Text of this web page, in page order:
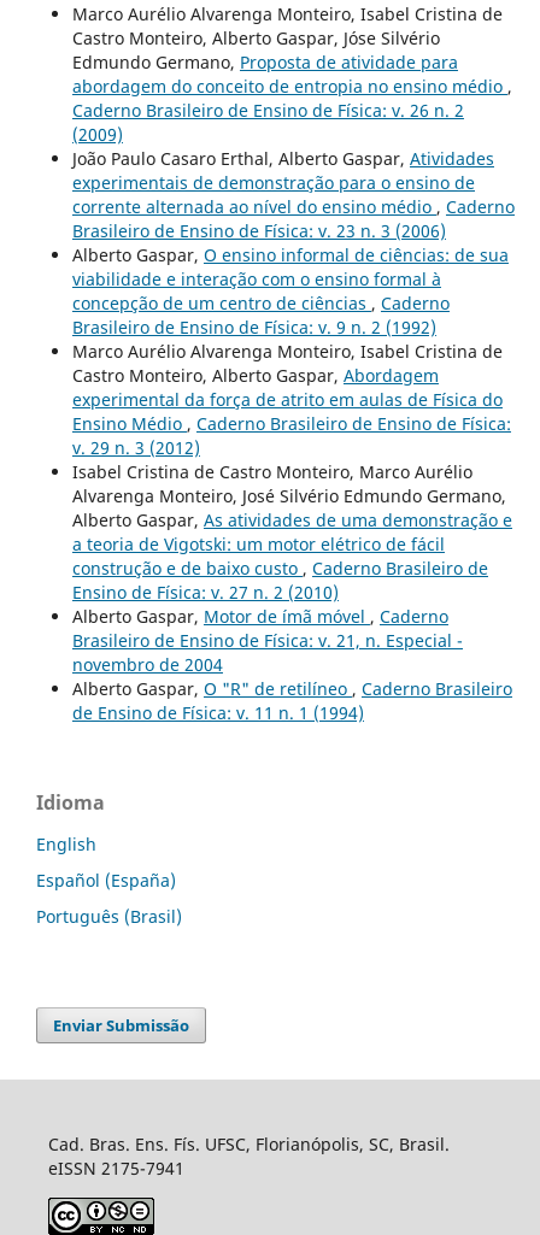
Marco Aurélio Alvarenga Monteiro, Isabel Cristina de
Castro Monteiro, Alberto Gaspar, Jóse Silvério
Edmundo Germano, Proposta de atividade para
abordagem do conceito de entropia no ensino médio ,
Caderno Brasileiro de Ensino de Física: v. 26 n. 2
(2009)
João Paulo Casaro Erthal, Alberto Gaspar, Atividades
experimentais de demonstração para o ensino de
corrente alternada ao nível do ensino médio , Caderno
Brasileiro de Ensino de Física: v. 23 n. 3 (2006)
Alberto Gaspar, O ensino informal de ciências: de sua
viabilidade e interação com o ensino formal à
concepção de um centro de ciências , Caderno
Brasileiro de Ensino de Física: v. 9 n. 2 (1992)
Marco Aurélio Alvarenga Monteiro, Isabel Cristina de
Castro Monteiro, Alberto Gaspar, Abordagem
experimental da força de atrito em aulas de Física do
Ensino Médio , Caderno Brasileiro de Ensino de Física:
v. 29 n. 3 (2012)
Isabel Cristina de Castro Monteiro, Marco Aurélio
Alvarenga Monteiro, José Silvério Edmundo Germano,
Alberto Gaspar, As atividades de uma demonstração e
a teoria de Vigotski: um motor elétrico de fácil
construção e de baixo custo , Caderno Brasileiro de
Ensino de Física: v. 27 n. 2 (2010)
Alberto Gaspar, Motor de ímã móvel , Caderno
Brasileiro de Ensino de Física: v. 21, n. Especial -
novembro de 2004
Alberto Gaspar, O "R" de retilíneo , Caderno Brasileiro
de Ensino de Física: v. 11 n. 1 (1994)
Idioma
English
Español (España)
Português (Brasil)
Enviar Submissão
Cad. Bras. Ens. Fís. UFSC, Florianópolis, SC, Brasil.
eISSN 2175-7941